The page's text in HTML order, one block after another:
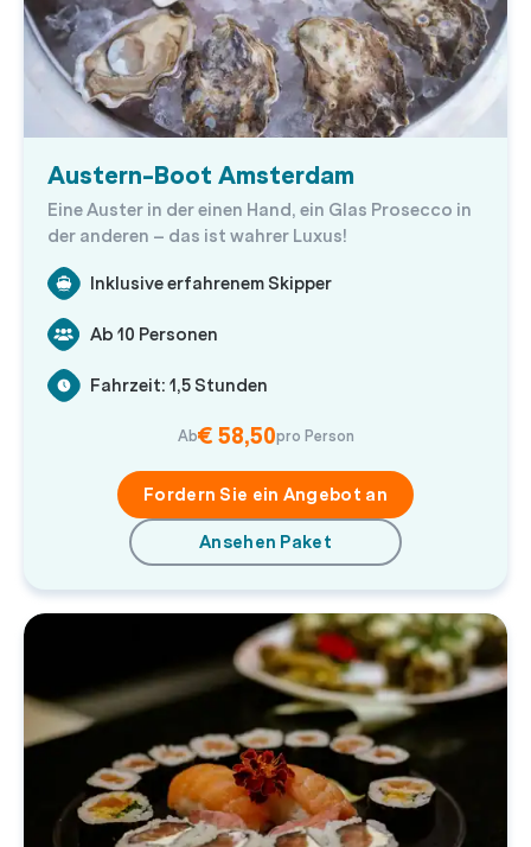
Austern-Boot Amsterdam
Eine Auster in der einen Hand, ein Glas Prosecco in
der anderen – das ist wahrer Luxus!
Inklusive erfahrenem Skipper
Ab 10 Personen
Fahrzeit: 1,5 Stunden
Ab€ 58,50pro Person
Fordern Sie ein Angebot an
Ansehen Paket